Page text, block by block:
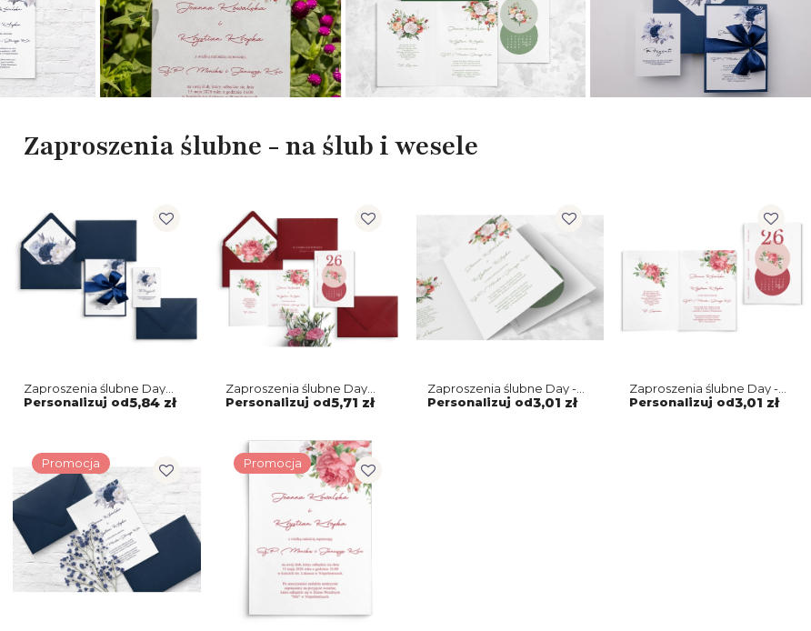
Zaproszenia ślubne - na ślub i wesele
Zaproszenia ślubne Day
w granatowym kolorze
z piękną wstążką satynową
Personalizuj od5,84 zł
Zaproszenia ślubne Day
kalendarz w jasno
bordowym wydaniu
Personalizuj od5,71 zł
Zaproszenia ślubne Day -
Składane motyw 3
Personalizuj od3,01 zł
Zaproszenia ślubne Day -
Składane motyw 2
Personalizuj od3,01 zł
Promocja Promocja